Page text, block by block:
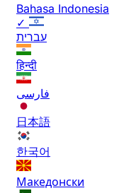
Bahasa Indonesia
✓
עברית
हिन्दी
فارسی
日本語
한국어
Македонски